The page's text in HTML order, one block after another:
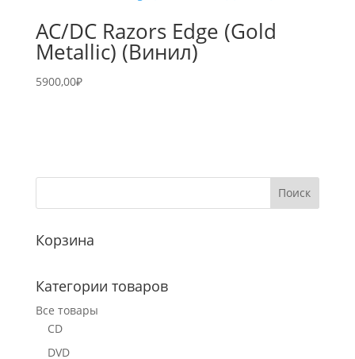
AC/DC Razors Edge (Gold
Metallic) (Винил)
5900,00₽
Корзина
Категории товаров
Все товары
CD
DVD